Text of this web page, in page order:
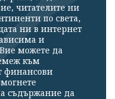
читателите ни
по света,
ни в интернет
и
можете да
към
финансови
съдържание да